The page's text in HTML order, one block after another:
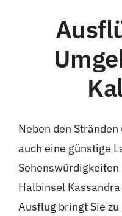
Neben den
auch eine günstige
Halbinsel
Ausflug bringt Sie